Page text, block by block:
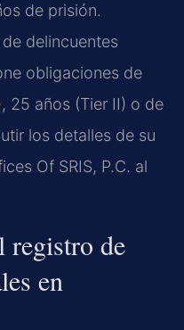
de prisión.
delincuentes
obligaciones de
25 años (Tier II) o de
los detalles de su
Of SRIS, P.C. al
registro de
en